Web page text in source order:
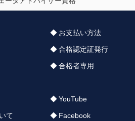
お支払い方法
合格認定証発行
合格者専用
て
YouTube
Facebook